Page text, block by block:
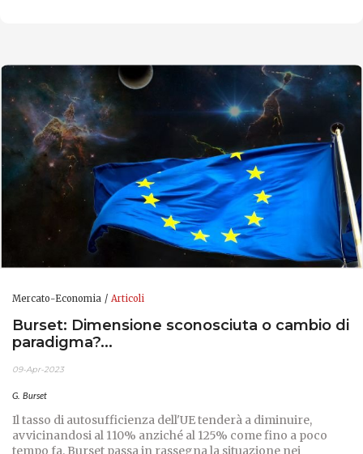
Mercato-Economia Articoli
Burset: Dimensione sconosciuta o cambio di
paradigma?...
09-Apr-2023
G. Burset
Il tasso di autosufficienza dell'UE tenderà a diminuire,
avvicinandosi al 110% anziché al 125% come fino a poco
tempo fa. Burset passa in rassegna la situazione nei